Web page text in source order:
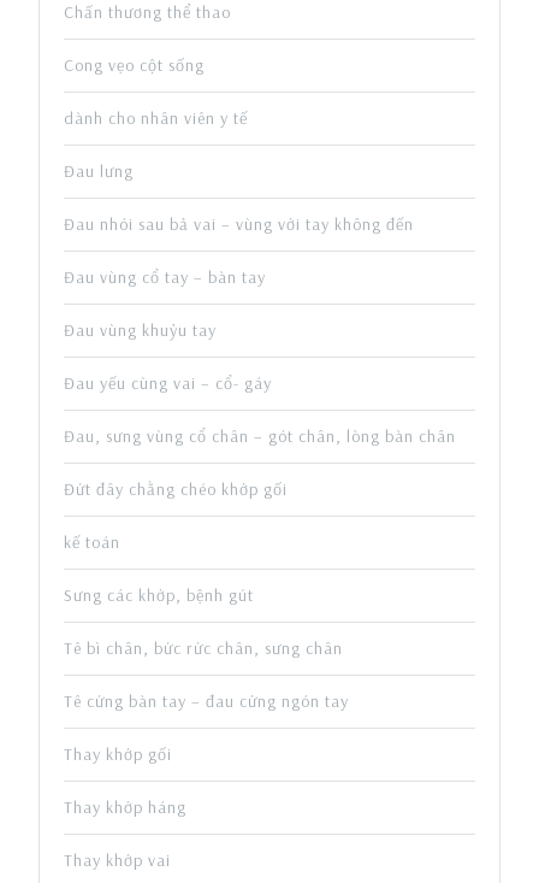
Chấn thương thể thao
Cong vẹo cột sống
dành cho nhân viên y tế
Đau lưng
Đau nhói sau bả vai – vùng với tay không đến
Đau vùng cổ tay – bàn tay
Đau vùng khuỷu tay
Đau yếu cùng vai – cổ- gáy
Đau, sưng vùng cổ chân – gót chân, lòng bàn chân
Đứt đây chằng chéo khớp gối
kế toán
Sưng các khớp, bệnh gút
Tê bì chân, bức rức chân, sưng chân
Tê cứng bàn tay – đau cứng ngón tay
Thay khớp gối
Thay khớp háng
Thay khớp vai